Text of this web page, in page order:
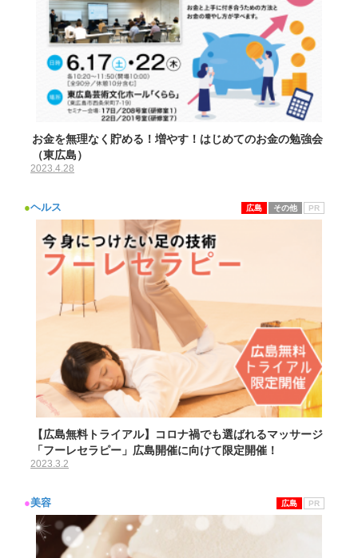
お金を無理なく貯める！増やす！はじめてのお金の勉強会
（東広島）
2023.4.28
●ヘルス PR
その他
広島
【広島無料トライアル】コロナ禍でも選ばれるマッサージ
「フーレセラピー」広島開催に向けて限定開催！
2023.3.2
●美容 PR
広島